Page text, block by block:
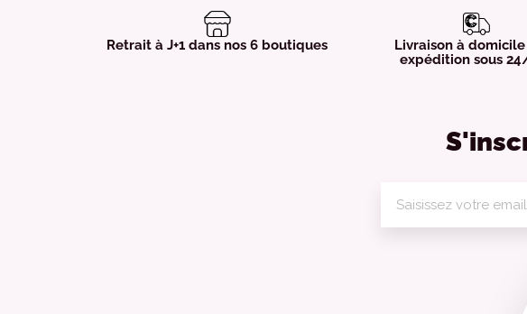
Retrait à J+1 dans nos 6 boutiques
Livraison à
expédition sous